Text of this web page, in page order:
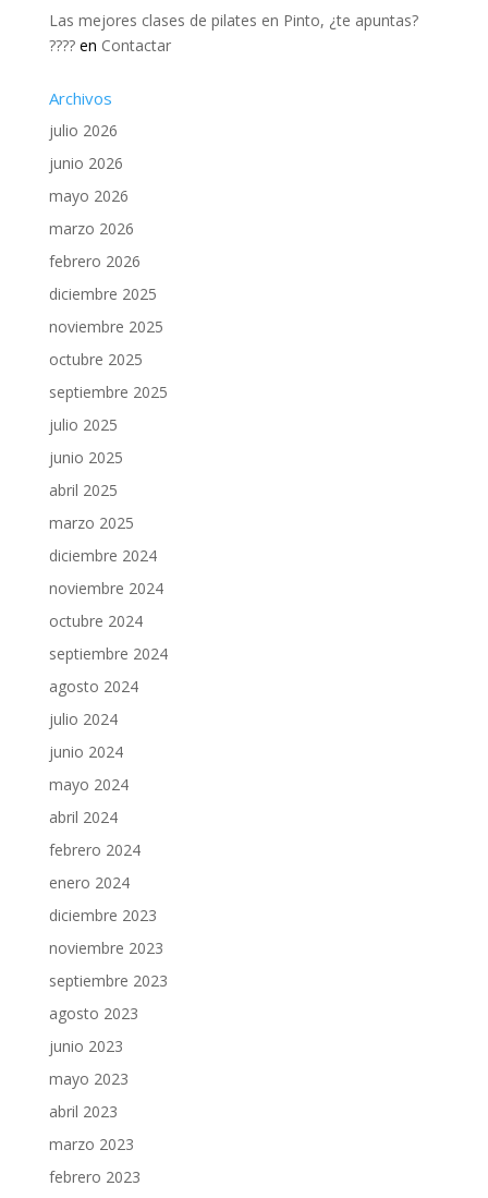
Las mejores clases de pilates en Pinto, ¿te apuntas?
????en Contactar
Archivos
julio 2026
junio 2026
mayo 2026
marzo 2026
febrero 2026
diciembre 2025
noviembre 2025
octubre 2025
septiembre 2025
julio 2025
junio 2025
abril 2025
marzo 2025
diciembre 2024
noviembre 2024
octubre 2024
septiembre 2024
agosto 2024
julio 2024
junio 2024
mayo 2024
abril 2024
febrero 2024
enero 2024
diciembre 2023
noviembre 2023
septiembre 2023
agosto 2023
junio 2023
mayo 2023
abril 2023
marzo 2023
febrero 2023